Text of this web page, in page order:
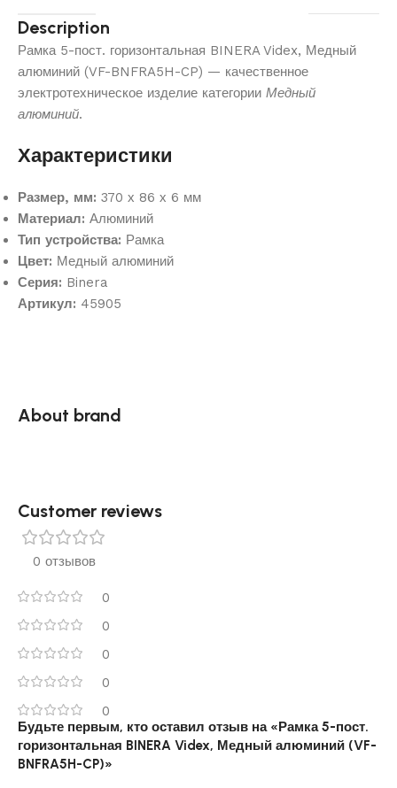
Description
Рамка 5-пост. горизонтальная BINERA Videx, Медный
алюминий (VF-BNFRA5H-CP) — качественное
электротехническое изделие категории Медный
алюминий.
Характеристики
Размер, мм: 370 х 86 х 6 мм
Материал: Алюминий
Тип устройства: Рамка
Цвет: Медный алюминий
Серия: Binera
Артикул: 45905
About brand
Customer reviews​
0 отзывов
0
0
0
0
0
Будьте первым, кто оставил отзыв на «Рамка 5-пост.
горизонтальная BINERA Videx, Медный алюминий (VF-
BNFRA5H-CP)»